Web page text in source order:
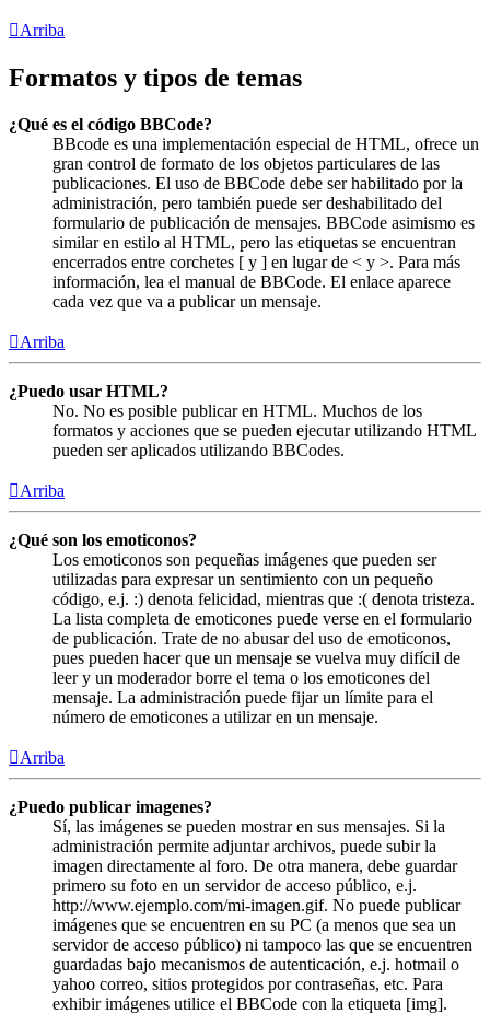
Arriba
Formatos y tipos de temas
¿Qué es el código BBCode?
BBcode es una implementación especial de HTML, ofrece un
gran control de formato de los objetos particulares de las
publicaciones. El uso de BBCode debe ser habilitado por la
administración, pero también puede ser deshabilitado del
formulario de publicación de mensajes. BBCode asimismo es
similar en estilo al HTML, pero las etiquetas se encuentran
encerrados entre corchetes [ y ] en lugar de < y >. Para más
información, lea el manual de BBCode. El enlace aparece
cada vez que va a publicar un mensaje.
Arriba
¿Puedo usar HTML?
No. No es posible publicar en HTML. Muchos de los
formatos y acciones que se pueden ejecutar utilizando HTML
pueden ser aplicados utilizando BBCodes.
Arriba
¿Qué son los emoticonos?
Los emoticonos son pequeñas imágenes que pueden ser
utilizadas para expresar un sentimiento con un pequeño
código, e.j. :) denota felicidad, mientras que :( denota tristeza.
La lista completa de emoticones puede verse en el formulario
de publicación. Trate de no abusar del uso de emoticonos,
pues pueden hacer que un mensaje se vuelva muy difícil de
leer y un moderador borre el tema o los emoticones del
mensaje. La administración puede fijar un límite para el
número de emoticones a utilizar en un mensaje.
Arriba
¿Puedo publicar imagenes?
Sí, las imágenes se pueden mostrar en sus mensajes. Si la
administración permite adjuntar archivos, puede subir la
imagen directamente al foro. De otra manera, debe guardar
primero su foto en un servidor de acceso público, e.j.
http://www.ejemplo.com/mi-imagen.gif. No puede publicar
imágenes que se encuentren en su PC (a menos que sea un
servidor de acceso público) ni tampoco las que se encuentren
guardadas bajo mecanismos de autenticación, e.j. hotmail o
yahoo correo, sitios protegidos por contraseñas, etc. Para
exhibir imágenes utilice el BBCode con la etiqueta [img].